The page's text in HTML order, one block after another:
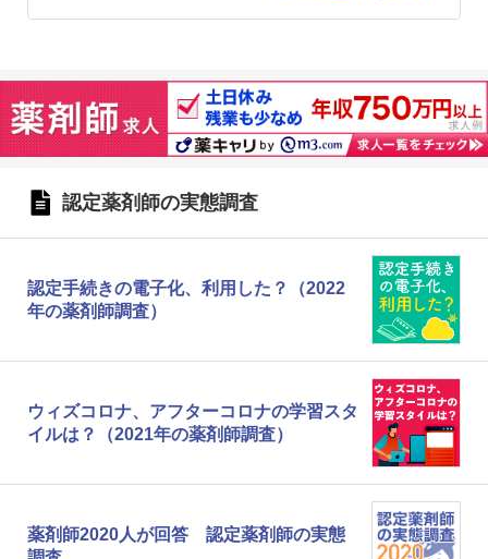
認定薬剤師の実態調査
認定手続きの電子化、利用した？（2022
年の薬剤師調査）
ウィズコロナ、アフターコロナの学習スタ
イルは？（2021年の薬剤師調査）
薬剤師2020人が回答 認定薬剤師の実態